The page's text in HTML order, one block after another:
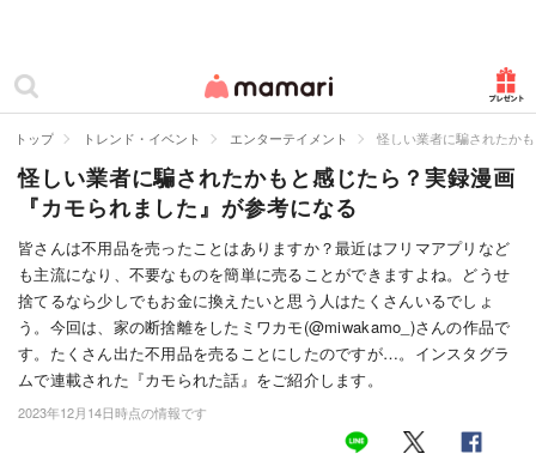
ママリ
カテゴリー一覧
妊娠
出産
赤ちゃん・育児
子育て・家族
病院
美容・ファッション
トップ トレンド・イベント エンターテイメント 怪しい業者に騙されたか
怪しい業者に騙されたかもと感じたら？実録漫画
『カモられました』が参考になる
皆さんは不用品を売ったことはありますか？最近はフリマアプリなど
も主流になり、不要なものを簡単に売ることができますよね。どうせ
捨てるなら少しでもお金に換えたいと思う人はたくさんいるでしょ
う。今回は、家の断捨離をしたミワカモ(@miwakamo_)さんの作品で
す。たくさん出た不用品を売ることにしたのですが…。インスタグラ
ムで連載された『カモられた話』をご紹介します。
2023年12月14日時点の情報です